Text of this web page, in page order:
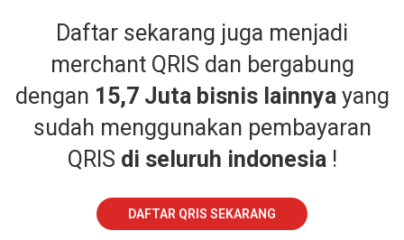
Daftar sekarang juga menjadi
merchant QRIS dan bergabung
dengan 15,7 Juta bisnis lainnyayang
sudah menggunakan pembayaran
QRIS di seluruh indonesia!
DAFTAR QRIS SEKARANG